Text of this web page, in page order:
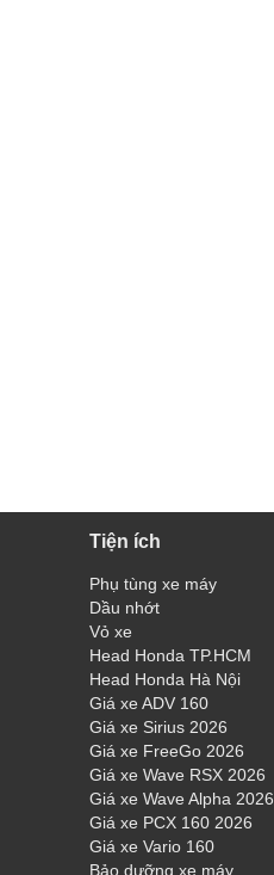
Tiện ích
Phụ tùng xe máy
Dầu nhớt
Vỏ xe
Head Honda TP.HCM
Head Honda Hà Nội
Giá xe ADV 160
Giá xe Sirius 2026
Giá xe FreeGo 2026
Giá xe Wave RSX 2026
Giá xe Wave Alpha 2026
Giá xe PCX 160 2026
Giá xe Vario 160
Bảo dưỡng xe máy